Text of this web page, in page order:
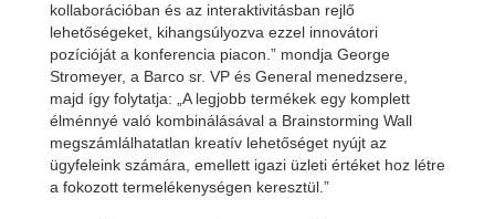
kollaborációban és az interaktivitásban rejlő
lehetőségeket, kihangsúlyozva ezzel innovátori
pozícióját a konferencia piacon. ” mondja George
Stromeyer, a Barco sr. VP és General menedzsere,
majd így folytatja: „ A legjobb termékek egy komplett
élménnyé való kombinálásával a Brainstorming Wall
megszámlálhatatlan kreatív lehetőséget nyújt az
ügyfeleink számára, emellett igazi üzleti értéket hoz létre
a fokozott termelékenységen keresztül. ”